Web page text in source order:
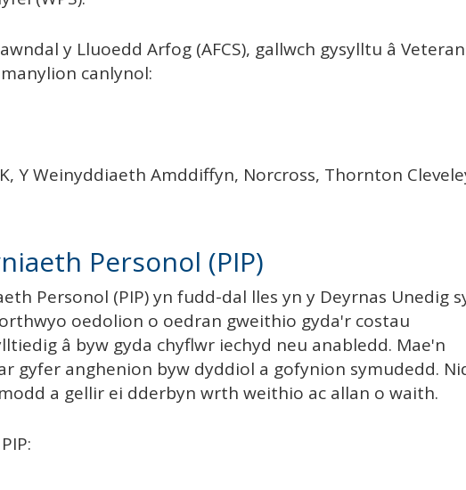
y Lluoedd Arfog (AFCS), gallwch gysylltu â
canlynol:
Y Weinyddiaeth Amddiffyn, Norcross, Thornton
Personol (PIP)
Personol (PIP) yn fudd-dal lles yn y Deyrnas Unedig
oedolion o oedran gweithio gyda'r costau
â byw gyda chyflwr iechyd neu anabledd. Mae'n
gyfer anghenion byw dyddiol a gofynion symudedd.
a gellir ei dderbyn wrth weithio ac allan o waith.